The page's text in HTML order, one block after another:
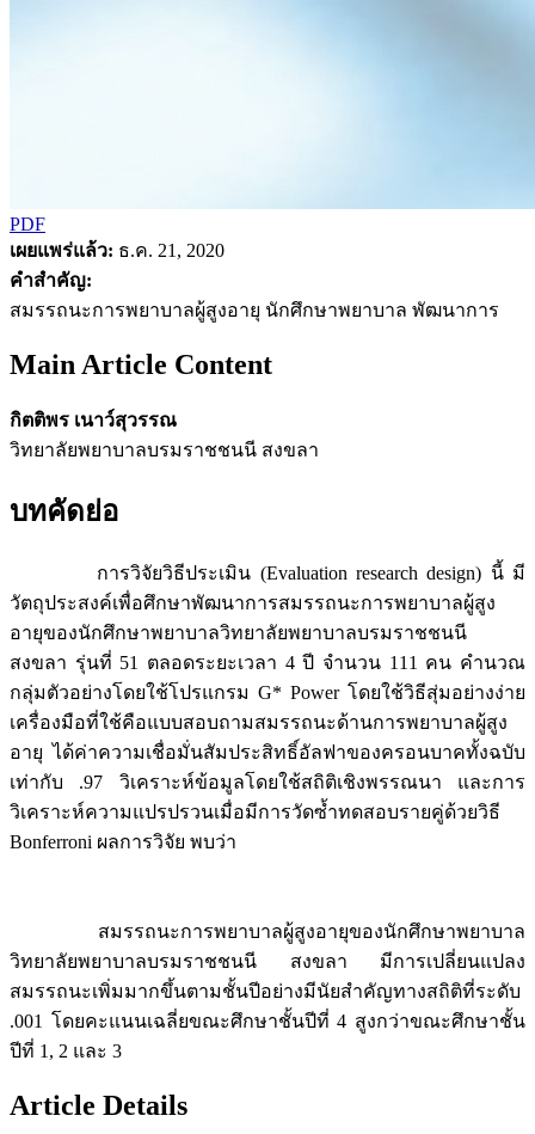
PDF
เผยแพร่แล้ว: ธ.ค. 21, 2020
คำสำคัญ:
สมรรถนะการพยาบาลผู้สูงอายุ นักศึกษาพยาบาล พัฒนาการ
Main Article Content
กิตติพร เนาว์สุวรรณ
วิทยาลัยพยาบาลบรมราชชนนี สงขลา
บทคัดย่อ
การวิจัยวิธีประเมิน (Evaluation research design) นี้ มี
วัตถุประสงค์เพื่อศึกษาพัฒนาการสมรรถนะการพยาบาลผู้สูง
อายุของนักศึกษาพยาบาลวิทยาลัยพยาบาลบรมราชชนนี
สงขลา รุ่นที่ 51 ตลอดระยะเวลา 4 ปี จำนวน 111 คน คำนวณ
กลุ่มตัวอย่างโดยใช้โปรแกรม G* Power โดยใช้วิธีสุ่มอย่างง่าย
เครื่องมือที่ใช้คือแบบสอบถามสมรรถนะด้านการพยาบาลผู้สูง
อายุ ได้ค่าความเชื่อมั่นสัมประสิทธิ์อัลฟาของครอนบาคทั้งฉบับ
เท่ากับ .97 วิเคราะห์ข้อมูลโดยใช้สถิติเชิงพรรณนา และการ
วิเคราะห์ความแปรปรวนเมื่อมีการวัดซ้ำทดสอบรายคู่ด้วยวิธี
Bonferroni ผลการวิจัย พบว่า
สมรรถนะการพยาบาลผู้สูงอายุของนักศึกษาพยาบาล
วิทยาลัยพยาบาลบรมราชชนนี สงขลา มีการเปลี่ยนแปลง
สมรรถนะเพิ่มมากขึ้นตามชั้นปีอย่างมีนัยสำคัญทางสถิติที่ระดับ
.001 โดยคะแนนเฉลี่ยขณะศึกษาชั้นปีที่ 4 สูงกว่าขณะศึกษาชั้น
ปีที่ 1, 2 และ 3
Article Details